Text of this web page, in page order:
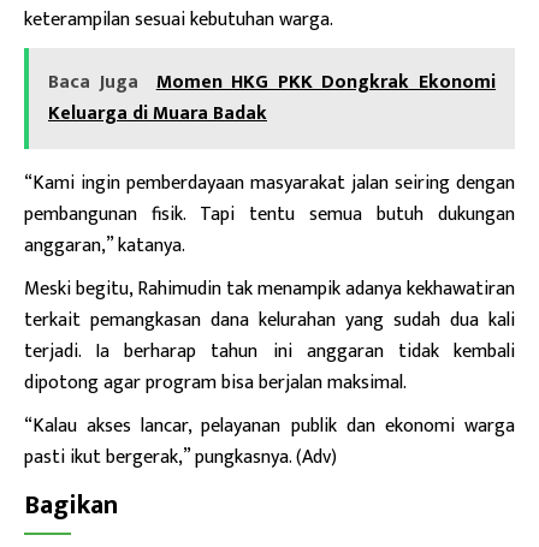
keterampilan sesuai kebutuhan warga.
Baca Juga Momen HKG PKK Dongkrak Ekonomi
Keluarga di Muara Badak
“Kami ingin pemberdayaan masyarakat jalan seiring dengan
pembangunan fisik. Tapi tentu semua butuh dukungan
anggaran,” katanya.
Meski begitu, Rahimudin tak menampik adanya kekhawatiran
terkait pemangkasan dana kelurahan yang sudah dua kali
terjadi. Ia berharap tahun ini anggaran tidak kembali
dipotong agar program bisa berjalan maksimal.
“Kalau akses lancar, pelayanan publik dan ekonomi warga
pasti ikut bergerak,” pungkasnya. (Adv)
Bagikan